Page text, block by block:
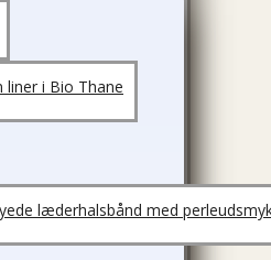
liner i Bio Thane
læderhalsbånd med